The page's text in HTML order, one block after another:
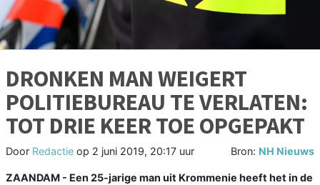
DRONKEN MAN WEIGERT
POLITIEBUREAU TE VERLATEN:
TOT DRIE KEER TOE OPGEPAKT
Door Redactie op 2 juni 2019, 20:17 uur Bron: NH Nieuws
ZAANDAM - Een 25-jarige man uit Krommenie heeft het in de